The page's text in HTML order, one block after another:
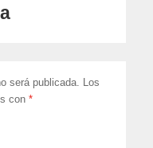
será publicada.
Los
con*